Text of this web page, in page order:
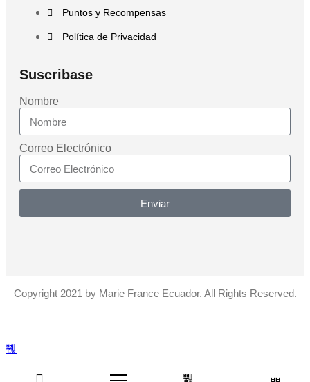
Puntos y Recompensas
Política de Privacidad
Suscribase
Nombre
Correo Electrónico
Enviar
Copyright 2021 by Marie France Ecuador. All Rights Reserved.